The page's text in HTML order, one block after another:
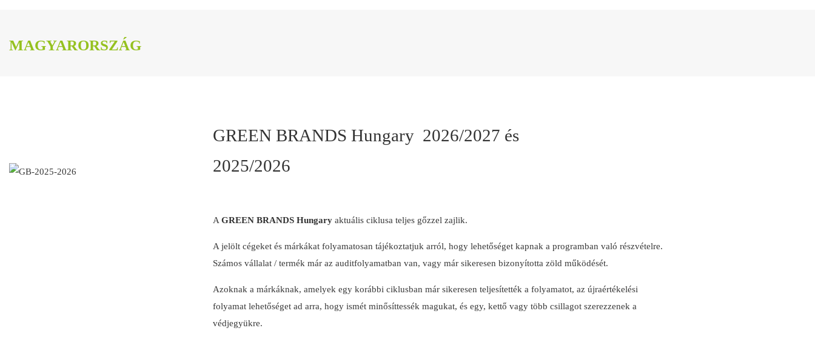
MAGYARORSZÁG
GREEN BRANDS Hungary 2026/2027 és
2025/2026
A GREEN BRANDS Hungary aktuális ciklusa teljes gőzzel zajlik.
A jelölt cégeket és márkákat folyamatosan tájékoztatjuk arról, hogy lehetőséget kapnak a programban való részvételre.
Számos vállalat / termék már az auditfolyamatban van, vagy már sikeresen bizonyította zöld működését.
Azoknak a márkáknak, amelyek egy korábbi ciklusban már sikeresen teljesítették a folyamatot, az újraértékelési
folyamat lehetőséget ad arra, hogy ismét minősíttessék magukat, és egy, kettő vagy több csillagot szerezzenek a
védjegyükre.